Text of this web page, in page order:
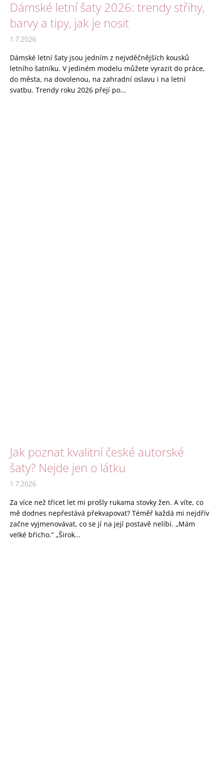
Dámské letní šaty 2026: trendy střihy,
barvy a tipy, jak je nosit
1.7.2026
Dámské letní šaty jsou jedním z nejvděčnějších kousků
letního šatníku. V jediném modelu můžete vyrazit do práce,
do města, na dovolenou, na zahradní oslavu i na letní
svatbu. Trendy roku 2026 přejí po...
Jak poznat kvalitní české autorské
šaty? Nejde jen o látku
1.7.2026
Za více než třicet let mi prošly rukama stovky žen. A víte, co
mě dodnes nepřestává překvapovat? Téměř každá mi nejdřív
začne vyjmenovávat, co se jí na její postavě nelíbí. „Mám
velké břicho.“ „Širok...